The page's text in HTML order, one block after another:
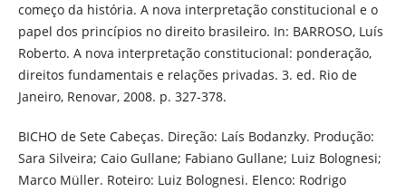
começo da história. A nova interpretação constitucional e o
papel dos princípios no direito brasileiro. In: BARROSO, Luís
Roberto. A nova interpretação constitucional: ponderação,
direitos fundamentais e relações privadas. 3. ed. Rio de
Janeiro, Renovar, 2008. p. 327-378.
BICHO de Sete Cabeças. Direção: Laís Bodanzky. Produção:
Sara Silveira; Caio Gullane; Fabiano Gullane; Luiz Bolognesi;
Marco Müller. Roteiro: Luiz Bolognesi. Elenco: Rodrigo